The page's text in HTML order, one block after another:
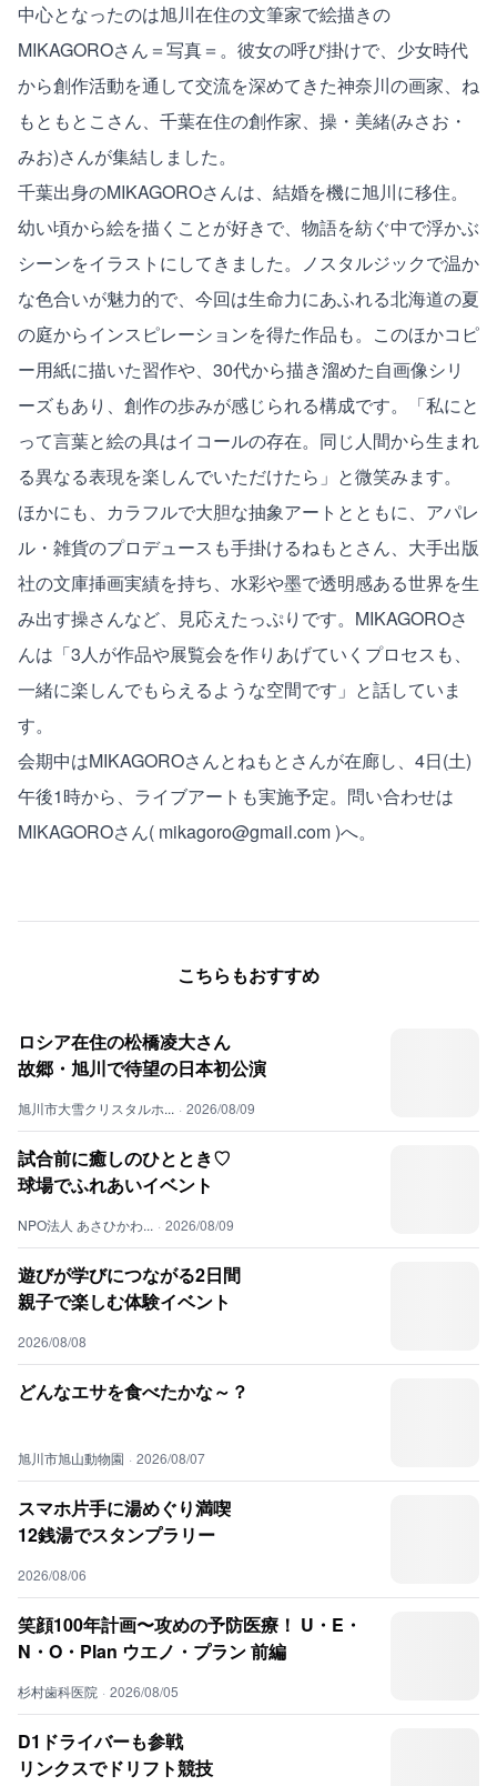
中心となったのは旭川在住の文筆家で絵描きの
MIKAGOROさん＝写真＝。彼女の呼び掛けで、少女時代
から創作活動を通して交流を深めてきた神奈川の画家、ね
もともとこさん、千葉在住の創作家、操・美緒(みさお・
みお)さんが集結しました。
千葉出身のMIKAGOROさんは、結婚を機に旭川に移住。
幼い頃から絵を描くことが好きで、物語を紡ぐ中で浮かぶ
シーンをイラストにしてきました。ノスタルジックで温か
な色合いが魅力的で、今回は生命力にあふれる北海道の夏
の庭からインスピレーションを得た作品も。このほかコピ
ー用紙に描いた習作や、30代から描き溜めた自画像シリ
ーズもあり、創作の歩みが感じられる構成です。「私にと
って言葉と絵の具はイコールの存在。同じ人間から生まれ
る異なる表現を楽しんでいただけたら」と微笑みます。
ほかにも、カラフルで大胆な抽象アートとともに、アパレ
ル・雑貨のプロデュースも手掛けるねもとさん、大手出版
社の文庫挿画実績を持ち、水彩や墨で透明感ある世界を生
み出す操さんなど、見応えたっぷりです。MIKAGOROさ
んは「3人が作品や展覧会を作りあげていくプロセスも、
一緒に楽しんでもらえるような空間です」と話していま
す。
会期中はMIKAGOROさんとねもとさんが在廊し、4日(土)
午後1時から、ライブアートも実施予定。問い合わせは
MIKAGOROさん( mikagoro@gmail.com )へ。
こちらもおすすめ
ロシア在住の松橋凌大さん
故郷・旭川で待望の日本初公演
旭川市大雪クリスタルホ... · 2026/08/09
試合前に癒しのひととき♡
球場でふれあいイベント
NPO法人 あさひかわ... · 2026/08/09
遊びが学びにつながる2日間
親子で楽しむ体験イベント
2026/08/08
どんなエサを食べたかな～？
旭川市旭山動物園 · 2026/08/07
スマホ片手に湯めぐり満喫
12銭湯でスタンプラリー
2026/08/06
笑顔100年計画〜攻めの予防医療！ U・E・
N・O・Plan ウエノ・プラン 前編
杉村歯科医院 · 2026/08/05
D1ドライバーも参戦
リンクスでドリフト競技